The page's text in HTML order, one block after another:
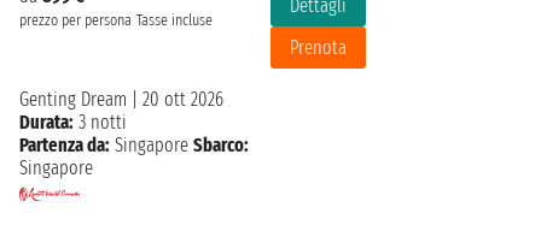
prezzo per persona Tasse incluse
Dettagli
Prenota
Genting Dream
20 ott 2026
Durata: 3 notti
Partenza da: Singapore Sbarco:
Singapore